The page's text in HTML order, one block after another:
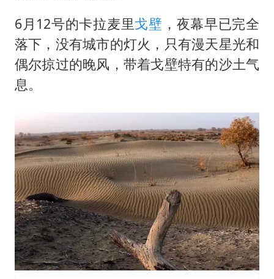
6月12号的卡拉麦里戈壁 ，夜幕早已完全
落下，没有城市的灯火，只有漫天星光和
偶尔掠过的晚风，带着戈壁特有的沙土气
息。